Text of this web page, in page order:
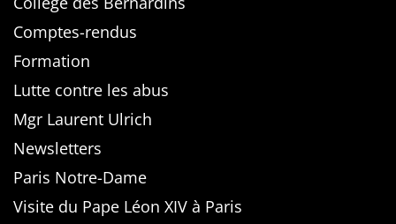
Comptes-rendus
Formation
Lutte contre les abus
Mgr Laurent Ulrich
Newsletters
Paris Notre-Dame
Visite du Pape Léon XIV à Paris